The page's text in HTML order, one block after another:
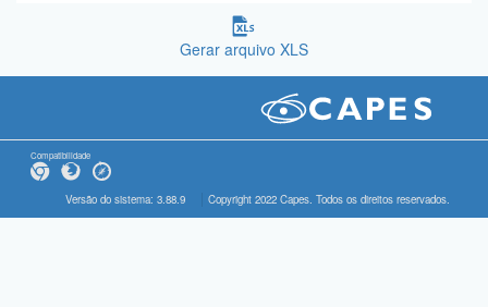
Gerar arquivo XLS
Compatibilidade
Versão do sistema: 3.88.9 Copyright 2022 Capes. Todos os direitos reservados.